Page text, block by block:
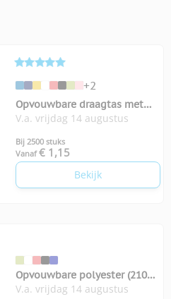
+2
Opvouwbare draagtas met
karabijnhaakje
V.a. vrijdag 14 augustus
Bij 2500 stuks
Vanaf € 1,15
Bekijk
Opvouwbare polyester (210D)
boodschappentas
V.a. vrijdag 14 augustus